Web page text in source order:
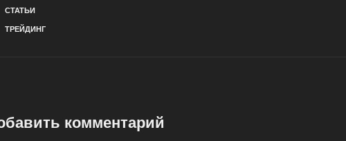
РУБРИКИ
СТАТЬИ
МЕТКИ
ТРЕЙДИНГ
комментарий